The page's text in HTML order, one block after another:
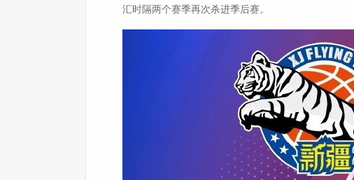
汇时隔两个赛季再次杀进季后赛。